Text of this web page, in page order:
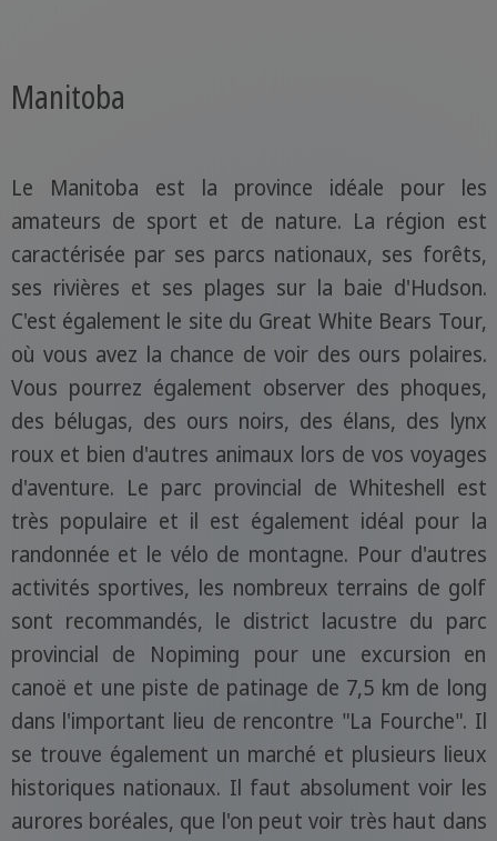
Manitoba
Le Manitoba est la province idéale pour les
amateurs de sport et de nature. La région est
caractérisée par ses parcs nationaux, ses forêts,
ses rivières et ses plages sur la baie d'Hudson.
C'est également le site du Great White Bears Tour,
où vous avez la chance de voir des ours polaires.
Vous pourrez également observer des phoques,
des bélugas, des ours noirs, des élans, des lynx
roux et bien d'autres animaux lors de vos voyages
d'aventure. Le parc provincial de Whiteshell est
très populaire et il est également idéal pour la
randonnée et le vélo de montagne. Pour d'autres
activités sportives, les nombreux terrains de golf
sont recommandés, le district lacustre du parc
provincial de Nopiming pour une excursion en
canoë et une piste de patinage de 7,5 km de long
dans l'important lieu de rencontre "La Fourche". Il
se trouve également un marché et plusieurs lieux
historiques nationaux. Il faut absolument voir les
aurores boréales, que l'on peut voir très haut dans